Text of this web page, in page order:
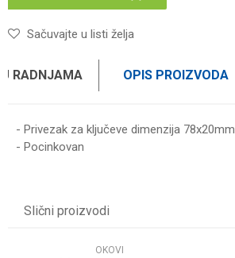
Sačuvajte u listi želja
RADNJAMA OPIS PROIZVODA
- Privezak za ključeve dimenzija 78x20mm
- Pocinkovan
Slični proizvodi
OKOVI